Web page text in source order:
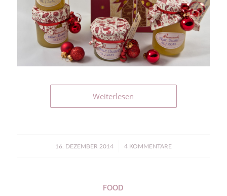
Weiterlesen
16. DEZEMBER 2014
/ 4 KOMMENTARE
FOOD